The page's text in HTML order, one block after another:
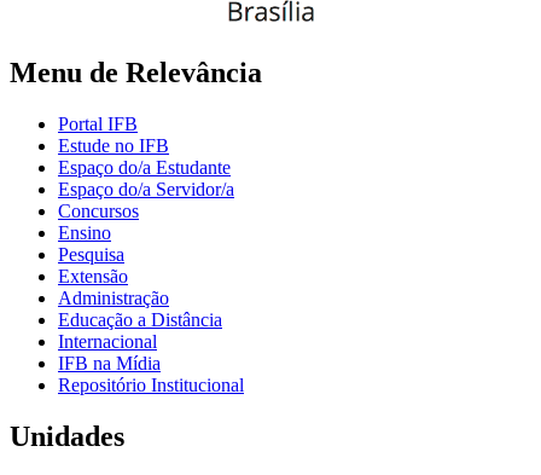
Menu de Relevância
Portal IFB
Estude no IFB
Espaço do/a Estudante
Espaço do/a Servidor/a
Concursos
Ensino
Pesquisa
Extensão
Administração
Educação a Distância
Internacional
IFB na Mídia
Repositório Institucional
Unidades